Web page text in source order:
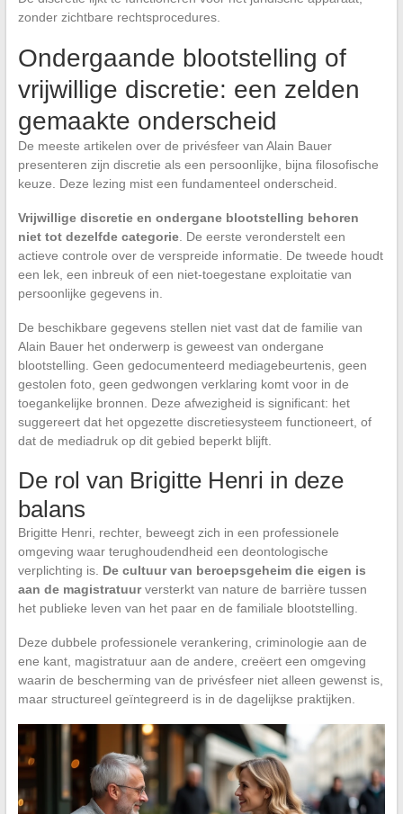
zonder zichtbare rechtsprocedures.
Ondergaande blootstelling of
vrijwillige discretie: een zelden
gemaakte onderscheid
De meeste artikelen over de privésfeer van Alain Bauer
presenteren zijn discretie als een persoonlijke, bijna filosofische
keuze. Deze lezing mist een fundamenteel onderscheid.
Vrijwillige discretie en ondergane blootstelling behoren
niet tot dezelfde categorie. De eerste veronderstelt een
actieve controle over de verspreide informatie. De tweede houdt
een lek, een inbreuk of een niet-toegestane exploitatie van
persoonlijke gegevens in.
De beschikbare gegevens stellen niet vast dat de familie van
Alain Bauer het onderwerp is geweest van ondergane
blootstelling. Geen gedocumenteerd mediagebeurtenis, geen
gestolen foto, geen gedwongen verklaring komt voor in de
toegankelijke bronnen. Deze afwezigheid is significant: het
suggereert dat het opgezette discretiesysteem functioneert, of
dat de mediadruk op dit gebied beperkt blijft.
De rol van Brigitte Henri in deze
balans
Brigitte Henri, rechter, beweegt zich in een professionele
omgeving waar terughoudendheid een deontologische
verplichting is. De cultuur van beroepsgeheim die eigen is
aan de magistratuurversterkt van nature de barrière tussen
het publieke leven van het paar en de familiale blootstelling.
Deze dubbele professionele verankering, criminologie aan de
ene kant, magistratuur aan de andere, creëert een omgeving
waarin de bescherming van de privésfeer niet alleen gewenst is,
maar structureel geïntegreerd is in de dagelijkse praktijken.